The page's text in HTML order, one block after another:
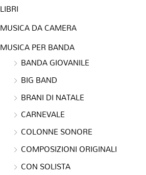
LIBRI
MUSICA DA CAMERA
MUSICA PER BANDA
BANDA GIOVANILE
BIG BAND
BRANI DI NATALE
CARNEVALE
COLONNE SONORE
COMPOSIZIONI ORIGINALI
CON SOLISTA